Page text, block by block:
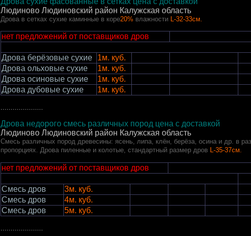
Людиново Людиновский район Калужская область
Дрова в сетках сухие каминные в коре20% влажности L-32-33см.
нет предложений от поставщиков дров
Дрова берёзовые сухие
1м. куб.
Дрова ольховые сухие
1м. куб.
Дрова осиновые сухие
1м. куб.
Дрова дубовые сухие
1м. куб.
Дрова недорого смесь различных пород цена с доставкой
Людиново Людиновский район Калужская область
Смесь различных пород древесины: ясень, липа, клён, берёза, осина и др. в
пропорциях. Дрова пиленные и колотые, стандартный размер дров
L-35-37см.
нет предложений от поставщиков дров
Смесь дров
3м. куб.
Смесь дров
4м. куб.
Смесь дров
5м. куб.